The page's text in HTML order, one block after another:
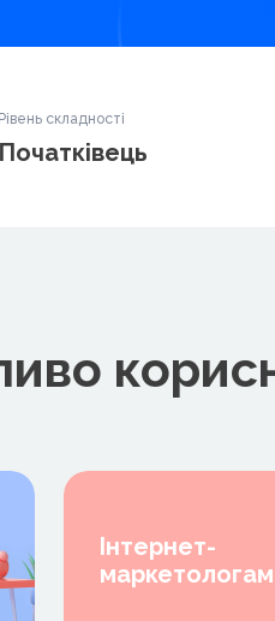
Рівень складності
Початківець
Інтернет-
маркетологам